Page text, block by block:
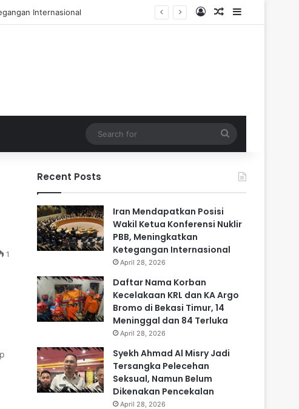
dan 84 Terluka Log InRandom Article
Sidebar
for
1
Recent Posts
Iran Mendapatkan Posisi
Wakil Ketua Konferensi Nuklir
PBB, Meningkatkan
Ketegangan Internasional
April 28, 2026
Daftar Nama Korban
Kecelakaan KRL dan KA Argo
Bromo di Bekasi Timur, 14
Meninggal dan 84 Terluka
April 28, 2026
Syekh Ahmad Al Misry Jadi
Tersangka Pelecehan
Seksual, Namun Belum
Dikenakan Pencekalan
April 28, 2026